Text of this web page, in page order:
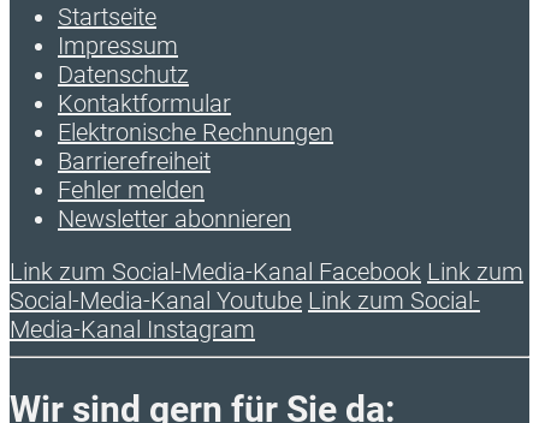
Startseite
Impressum
Datenschutz
Kontaktformular
Elektronische Rechnungen
Barrierefreiheit
Fehler melden
Newsletter abonnieren
Link zum Social-Media-Kanal Facebook Link zum
Social-Media-Kanal Youtube Link zum Social-
Media-Kanal Instagram
Wir sind gern für Sie da: